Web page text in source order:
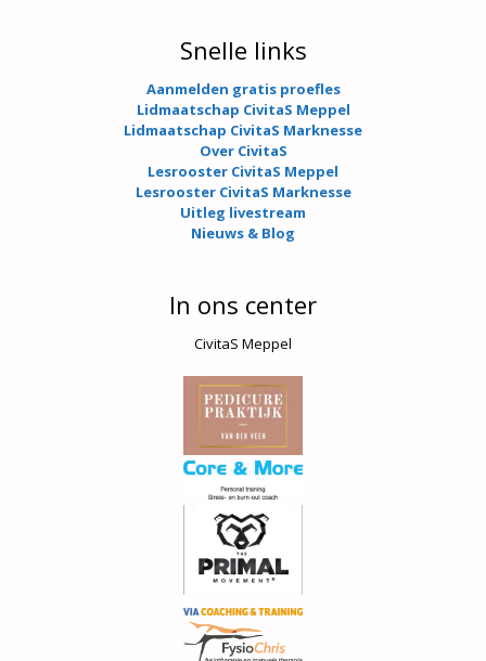
Snelle links
Aanmelden gratis proefles
Lidmaatschap CivitaS Meppel
Lidmaatschap CivitaS Marknesse
Over CivitaS
Lesrooster CivitaS Meppel
Lesrooster CivitaS Marknesse
Uitleg livestream
Nieuws & Blog
In ons center
CivitaS Meppel